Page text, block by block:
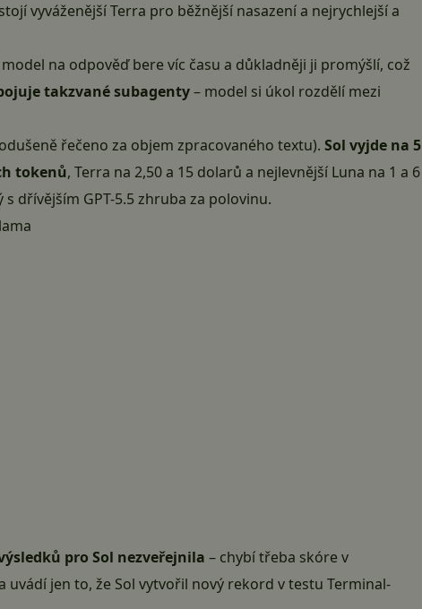
vyváženější Terra pro běžnější nasazení a nejrychlejší a
na odpověď bere víc času a důkladněji ji promýšlí, což
takzvané subagenty– model si úkol rozdělí mezi
řečeno za objem zpracovaného textu). Sol vyjde na 5
tokenů, Terra na 2,50 a 15 dolarů a nejlevnější Luna na 1 a 6
dřívějším GPT-5.5 zhruba za polovinu.
pro Sol nezveřejnila – chybí třeba skóre v
uvádí jen to, že Sol vytvořil nový rekord v testu Terminal-